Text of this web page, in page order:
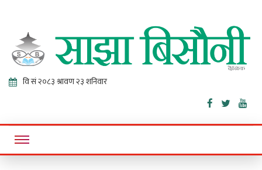
Sajha
Bisaunee
Online News Portal